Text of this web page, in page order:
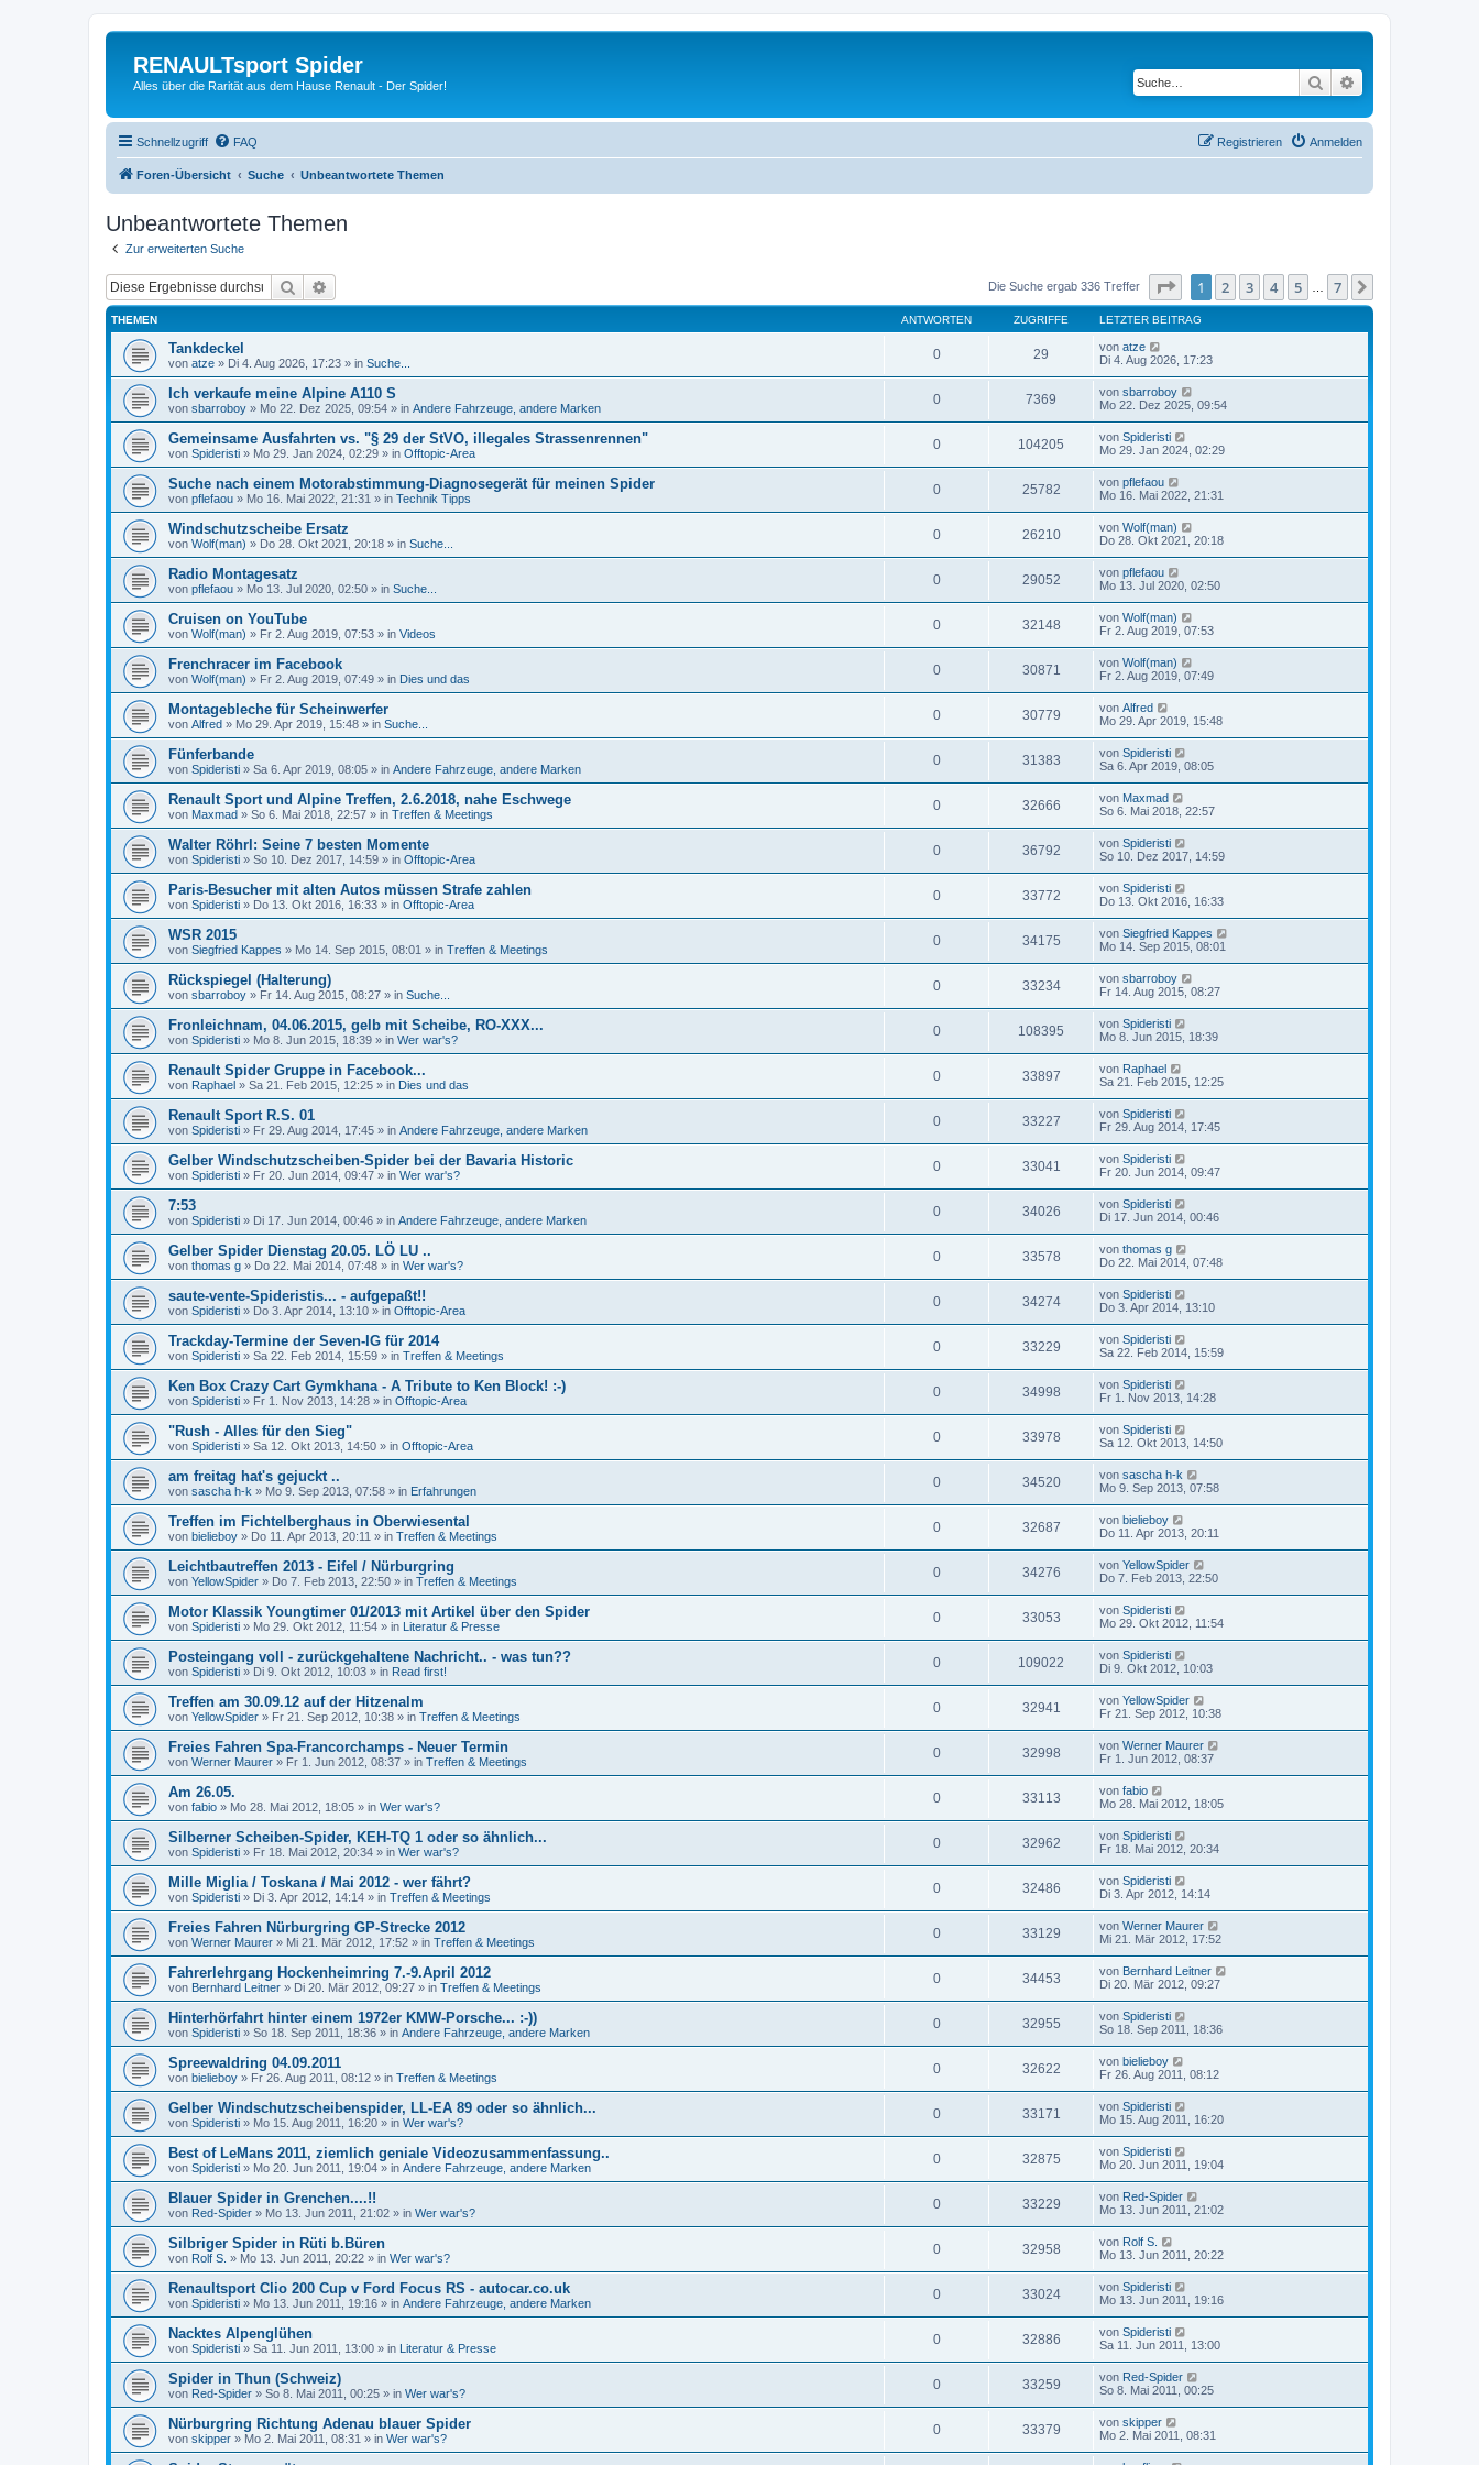
RENAULTsport Spider
Alles über die Rarität aus dem Hause Renault - Der Spider! Suche
Schnellzugriff FAQ Anmelden
Registrieren
Foren-Übersicht Suche Unbeantwortete Themen
Unbeantwortete Themen
Zur erweiterten Suche
Suche Die Suche ergab 336 Treffer Seite von7
1 2 3 4 5 7
THEMEN ANTWORTEN ZUGRIFFE LETZTER BEITRAG
Tankdeckel
von atze » Di 4. Aug 2026, 17:23 » in Suche...
0 29 von atze
Di 4. Aug 2026, 17:23
Ich verkaufe meine Alpine A110 S
von sbarroboy » Mo 22. Dez 2025, 09:54 » in Andere Fahrzeuge, andere Marken
0 7369 von sbarroboy
Mo 22. Dez 2025, 09:54
Gemeinsame Ausfahrten vs. "§ 29 der StVO, illegales Strassenrennen"
von Spideristi » Mo 29. Jan 2024, 02:29 » in Offtopic-Area
0 104205 von Spideristi
Mo 29. Jan 2024, 02:29
Suche nach einem Motorabstimmung-Diagnosegerät für meinen Spider
von pflefaou » Mo 16. Mai 2022, 21:31 » in Technik Tipps
0 25782 von pflefaou
Mo 16. Mai 2022, 21:31
Windschutzscheibe Ersatz
von Wolf(man) » Do 28. Okt 2021, 20:18 » in Suche...
0 26210 von Wolf(man)
Do 28. Okt 2021, 20:18
Radio Montagesatz
von pflefaou » Mo 13. Jul 2020, 02:50 » in Suche...
0 29052 von pflefaou
Mo 13. Jul 2020, 02:50
Cruisen on YouTube
von Wolf(man) » Fr 2. Aug 2019, 07:53 » in Videos
0 32148 von Wolf(man)
Fr 2. Aug 2019, 07:53
Frenchracer im Facebook
von Wolf(man) » Fr 2. Aug 2019, 07:49 » in Dies und das
0 30871 von Wolf(man)
Fr 2. Aug 2019, 07:49
Montagebleche für Scheinwerfer
von Alfred » Mo 29. Apr 2019, 15:48 » in Suche...
0 30779 von Alfred
Mo 29. Apr 2019, 15:48
Fünferbande
von Spideristi » Sa 6. Apr 2019, 08:05 » in Andere Fahrzeuge, andere Marken
0 31383 von Spideristi
Sa 6. Apr 2019, 08:05
Renault Sport und Alpine Treffen, 2.6.2018, nahe Eschwege
von Maxmad » So 6. Mai 2018, 22:57 » in Treffen & Meetings
0 32666 von Maxmad
So 6. Mai 2018, 22:57
Walter Röhrl: Seine 7 besten Momente
von Spideristi » So 10. Dez 2017, 14:59 » in Offtopic-Area
0 36792 von Spideristi
So 10. Dez 2017, 14:59
Paris-Besucher mit alten Autos müssen Strafe zahlen
von Spideristi » Do 13. Okt 2016, 16:33 » in Offtopic-Area
0 33772 von Spideristi
Do 13. Okt 2016, 16:33
WSR 2015
von Siegfried Kappes » Mo 14. Sep 2015, 08:01 » in Treffen & Meetings
0 34175 von Siegfried Kappes
Mo 14. Sep 2015, 08:01
Rückspiegel (Halterung)
von sbarroboy » Fr 14. Aug 2015, 08:27 » in Suche...
0 33234 von sbarroboy
Fr 14. Aug 2015, 08:27
Fronleichnam, 04.06.2015, gelb mit Scheibe, RO-XXX...
von Spideristi » Mo 8. Jun 2015, 18:39 » in Wer war's?
0 108395 von Spideristi
Mo 8. Jun 2015, 18:39
Renault Spider Gruppe in Facebook...
von Raphael » Sa 21. Feb 2015, 12:25 » in Dies und das
0 33897 von Raphael
Sa 21. Feb 2015, 12:25
Renault Sport R.S. 01
von Spideristi » Fr 29. Aug 2014, 17:45 » in Andere Fahrzeuge, andere Marken
0 33227 von Spideristi
Fr 29. Aug 2014, 17:45
Gelber Windschutzscheiben-Spider bei der Bavaria Historic
von Spideristi » Fr 20. Jun 2014, 09:47 » in Wer war's?
0 33041 von Spideristi
Fr 20. Jun 2014, 09:47
7:53
von Spideristi » Di 17. Jun 2014, 00:46 » in Andere Fahrzeuge, andere Marken
0 34026 von Spideristi
Di 17. Jun 2014, 00:46
Gelber Spider Dienstag 20.05. LÖ LU ..
von thomas g » Do 22. Mai 2014, 07:48 » in Wer war's?
0 33578 von thomas g
Do 22. Mai 2014, 07:48
saute-vente-Spideristis... - aufgepaßt!!
von Spideristi » Do 3. Apr 2014, 13:10 » in Offtopic-Area
0 34274 von Spideristi
Do 3. Apr 2014, 13:10
Trackday-Termine der Seven-IG für 2014
von Spideristi » Sa 22. Feb 2014, 15:59 » in Treffen & Meetings
0 33229 von Spideristi
Sa 22. Feb 2014, 15:59
Ken Box Crazy Cart Gymkhana - A Tribute to Ken Block! :-)
von Spideristi » Fr 1. Nov 2013, 14:28 » in Offtopic-Area
0 34998 von Spideristi
Fr 1. Nov 2013, 14:28
"Rush - Alles für den Sieg"
von Spideristi » Sa 12. Okt 2013, 14:50 » in Offtopic-Area
0 33978 von Spideristi
Sa 12. Okt 2013, 14:50
am freitag hat's gejuckt ..
von sascha h-k » Mo 9. Sep 2013, 07:58 » in Erfahrungen
0 34520 von sascha h-k
Mo 9. Sep 2013, 07:58
Treffen im Fichtelberghaus in Oberwiesental
von bielieboy » Do 11. Apr 2013, 20:11 » in Treffen & Meetings
0 32687 von bielieboy
Do 11. Apr 2013, 20:11
Leichtbautreffen 2013 - Eifel / Nürburgring
von YellowSpider » Do 7. Feb 2013, 22:50 » in Treffen & Meetings
0 34276 von YellowSpider
Do 7. Feb 2013, 22:50
Motor Klassik Youngtimer 01/2013 mit Artikel über den Spider
von Spideristi » Mo 29. Okt 2012, 11:54 » in Literatur & Presse
0 33053 von Spideristi
Mo 29. Okt 2012, 11:54
Posteingang voll - zurückgehaltene Nachricht.. - was tun??
von Spideristi » Di 9. Okt 2012, 10:03 » in Read first!
0 109022 von Spideristi
Di 9. Okt 2012, 10:03
Treffen am 30.09.12 auf der Hitzenalm
von YellowSpider » Fr 21. Sep 2012, 10:38 » in Treffen & Meetings
0 32941 von YellowSpider
Fr 21. Sep 2012, 10:38
Freies Fahren Spa-Francorchamps - Neuer Termin
von Werner Maurer » Fr 1. Jun 2012, 08:37 » in Treffen & Meetings
0 32998 von Werner Maurer
Fr 1. Jun 2012, 08:37
Am 26.05.
von fabio » Mo 28. Mai 2012, 18:05 » in Wer war's?
0 33113 von fabio
Mo 28. Mai 2012, 18:05
Silberner Scheiben-Spider, KEH-TQ 1 oder so ähnlich...
von Spideristi » Fr 18. Mai 2012, 20:34 » in Wer war's?
0 32962 von Spideristi
Fr 18. Mai 2012, 20:34
Mille Miglia / Toskana / Mai 2012 - wer fährt?
von Spideristi » Di 3. Apr 2012, 14:14 » in Treffen & Meetings
0 32486 von Spideristi
Di 3. Apr 2012, 14:14
Freies Fahren Nürburgring GP-Strecke 2012
von Werner Maurer » Mi 21. Mär 2012, 17:52 » in Treffen & Meetings
0 33129 von Werner Maurer
Mi 21. Mär 2012, 17:52
Fahrerlehrgang Hockenheimring 7.-9.April 2012
von Bernhard Leitner » Di 20. Mär 2012, 09:27 » in Treffen & Meetings
0 34453 von Bernhard Leitner
Di 20. Mär 2012, 09:27
Hinterhörfahrt hinter einem 1972er KMW-Porsche... :-))
von Spideristi » So 18. Sep 2011, 18:36 » in Andere Fahrzeuge, andere Marken
0 32955 von Spideristi
So 18. Sep 2011, 18:36
Spreewaldring 04.09.2011
von bielieboy » Fr 26. Aug 2011, 08:12 » in Treffen & Meetings
0 32622 von bielieboy
Fr 26. Aug 2011, 08:12
Gelber Windschutzscheibenspider, LL-EA 89 oder so ähnlich...
von Spideristi » Mo 15. Aug 2011, 16:20 » in Wer war's?
0 33171 von Spideristi
Mo 15. Aug 2011, 16:20
Best of LeMans 2011, ziemlich geniale Videozusammenfassung..
von Spideristi » Mo 20. Jun 2011, 19:04 » in Andere Fahrzeuge, andere Marken
0 32875 von Spideristi
Mo 20. Jun 2011, 19:04
Blauer Spider in Grenchen....!!
von Red-Spider » Mo 13. Jun 2011, 21:02 » in Wer war's?
0 33229 von Red-Spider
Mo 13. Jun 2011, 21:02
Silbriger Spider in Rüti b.Büren
von Rolf S. » Mo 13. Jun 2011, 20:22 » in Wer war's?
0 32958 von Rolf S.
Mo 13. Jun 2011, 20:22
Renaultsport Clio 200 Cup v Ford Focus RS - autocar.co.uk
von Spideristi » Mo 13. Jun 2011, 19:16 » in Andere Fahrzeuge, andere Marken
0 33024 von Spideristi
Mo 13. Jun 2011, 19:16
Nacktes Alpenglühen
von Spideristi » Sa 11. Jun 2011, 13:00 » in Literatur & Presse
0 32886 von Spideristi
Sa 11. Jun 2011, 13:00
Spider in Thun (Schweiz)
von Red-Spider » So 8. Mai 2011, 00:25 » in Wer war's?
0 33259 von Red-Spider
So 8. Mai 2011, 00:25
Nürburgring Richtung Adenau blauer Spider
von skipper » Mo 2. Mai 2011, 08:31 » in Wer war's?
0 33379 von skipper
Mo 2. Mai 2011, 08:31